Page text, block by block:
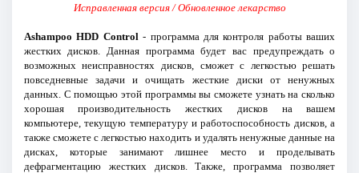
Исправленная версия / Обновленное лекарство
Ashampoo HDD Control - программа для контроля работы ваших
жестких дисков. Данная программа будет вас предупреждать о
возможных неисправностях дисков, сможет с легкостью решать
повседневные задачи и очищать жесткие диски от ненужных
данных. С помощью этой программы вы сможете узнать на сколько
хорошая производительность жестких дисков на вашем
компьютере, текущую температуру и работоспособность дисков, а
также сможете с легкостью находить и удалять ненужные данные на
дисках, которые занимают лишнее место и проделывать
дефрагментацию жестких дисков. Также, программа позволяет